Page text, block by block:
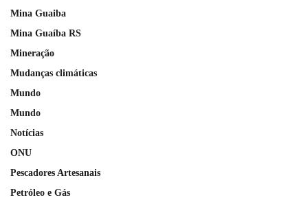
Mina Guaiba
Mina Guaíba RS
Mineração
Mudanças climáticas
Mundo
Mundo
Notícias
ONU
Pescadores Artesanais
Petróleo e Gás